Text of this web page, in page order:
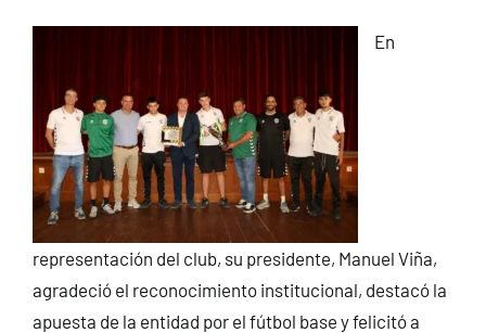
En
representación del club, su presidente, Manuel Viña,
agradeció el reconocimiento institucional, destacó la
apuesta de la entidad por el fútbol base y felicitó a